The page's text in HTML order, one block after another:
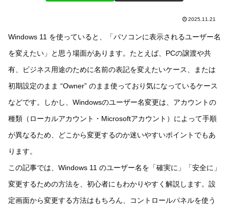
2025.11.21
Windows 11 を使っていると、「パソコンに表示されるユーザー名
を変えたい」と思う場面があります。たとえば、PCの譲渡や共
有、ビジネス用途のために名前の表記を変えたいケース、または
初期設定のまま “Owner” のまま使っており気になっているケース
などです。しかし、Windowsのユーザー名変更は、アカウントの
種類（ローカルアカウント・Microsoftアカウント）によって手順
が異なるため、どこから変更するのか迷いやすいポイントでもあ
ります。
この記事では、Windows 11 のユーザー名を「確実に」「安全に」
変更するための方法を、初心者にもわかりやすく解説します。設
定画面から変更する方法はもちろん、コントロールパネルを使う